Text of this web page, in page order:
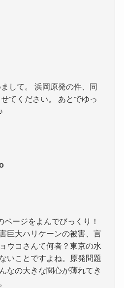
して。 浜岡原発の件、同
てください。 あとでゆっ
ージをよんでびっくり！
巨大ハリケーンの被害、言
ウコさんて何者？東京の水
いことですよね。原発問題
なの大きな関心が薄れてき